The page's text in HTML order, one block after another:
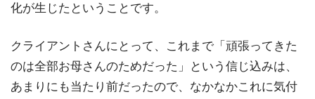
化が生じたということです。
クライアントさんにとって、これまで「頑張ってきた
のは全部お母さんのためだった」という信じ込みは、
あまりにも当たり前だったので、なかなかこれに気付